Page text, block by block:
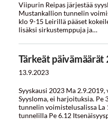
Viipurin Reipas järjestää
Mustankallion tunnelin
klo 9-15 Leirillä pääset
lisäksi sirkustemppuja ja…
Tärkeät
13.9.2023
Syyskausi 2023 Ma
Syysloma, ei harjoituksia. Pe
tunnelin voimistelusalissa La
tunnelilla Pe 6.12